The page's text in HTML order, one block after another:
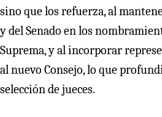
sino que los refuerza, al
y del Senado en los
Suprema, y al incorporar
al nuevo Consejo, lo que
selección de jueces.